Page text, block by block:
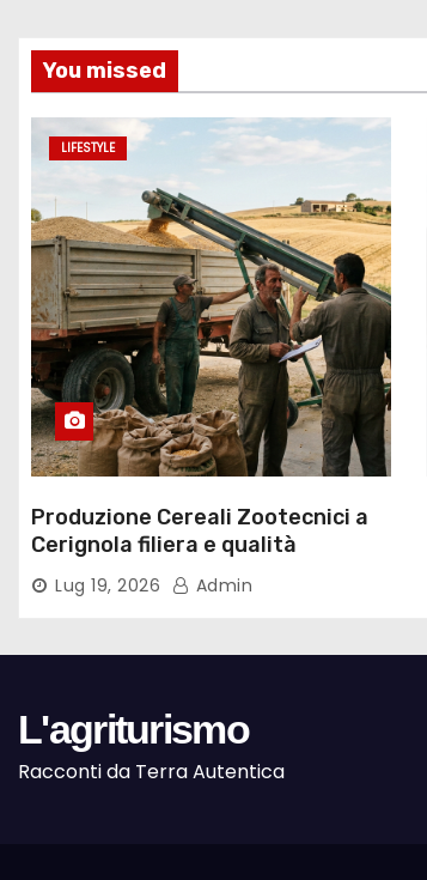
You missed
LIFESTYLE
Produzione Cereali Zootecnici a
Cerignola filiera e qualità
Lug 19, 2026 Admin
L'agriturismo
Racconti da Terra Autentica